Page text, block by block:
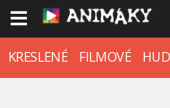
KRESLENÉ FILMOVÉ